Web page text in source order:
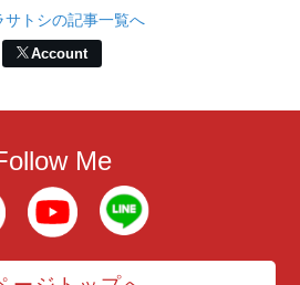
サトシの記事一覧へ
Account
Me